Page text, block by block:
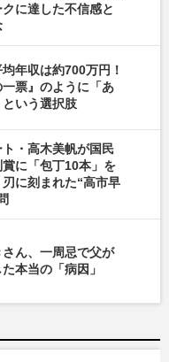
に達した不信感と
年収は約700万円！
一票』のように「あ
いう選択肢
・高木美帆が国民
に「包丁10本」を
に刻まれた“高市早
ん、一周忌で父が
本当の「病因」